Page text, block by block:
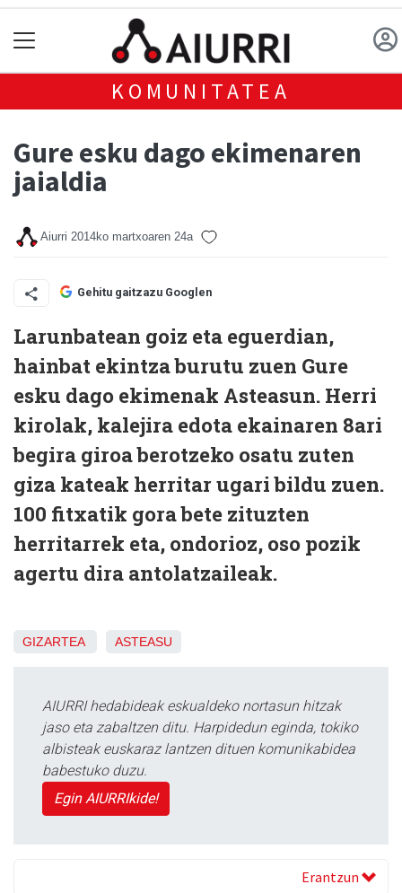
KOMUNITATEA
Gure esku dago ekimenaren
jaialdia
Aiurri 2014ko martxoaren 24a
Gehitu gaitzazu Googlen
Larunbatean goiz eta eguerdian,
hainbat ekintza burutu zuen Gure
esku dago ekimenak Asteasun. Herri
kirolak, kalejira edota ekainaren 8ari
begira giroa berotzeko osatu zuten
giza kateak herritar ugari bildu zuen.
100 fitxatik gora bete zituzten
herritarrek eta, ondorioz, oso pozik
agertu dira antolatzaileak.
GIZARTEA ASTEASU
AIURRI hedabideak eskualdeko nortasun hitzak
jaso eta zabaltzen ditu. Harpidedun eginda, tokiko
albisteak euskaraz lantzen dituen komunikabidea
babestuko duzu.
Egin AIURRIkide!
Erantzun